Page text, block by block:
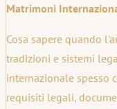
Matrimoni
Cosa sapere quando
tradizioni e sistemi
internazionale spesso
requisiti legali,